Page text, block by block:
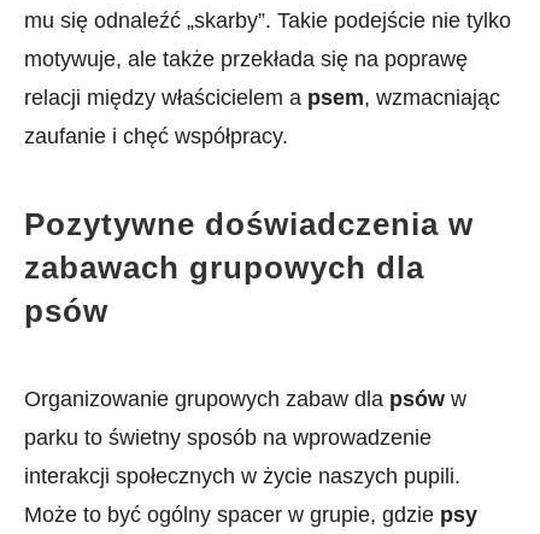
mu się odnaleźć „skarby”. Takie podejście nie ⁤tylko‍
motywuje, ale także przekłada​ się na poprawę
relacji między właścicielem a psem, wzmacniając
zaufanie⁢ i chęć współpracy.
Pozytywne doświadczenia w
zabawach grupowych dla
psów
Organizowanie⁢ grupowych zabaw dla psów w
parku to świetny sposób ⁤na⁢ wprowadzenie
interakcji społecznych w życie⁣ naszych pupili. ​
Może to być ⁣ogólny spacer ⁤w grupie,‌ gdzie psy